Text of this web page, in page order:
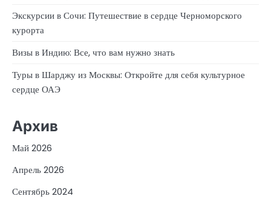
Экскурсии в Сочи: Путешествие в сердце Черноморского
курорта
Визы в Индию: Все, что вам нужно знать
Туры в Шарджу из Москвы: Откройте для себя культурное
сердце ОАЭ
Архив
Май 2026
Апрель 2026
Сентябрь 2024